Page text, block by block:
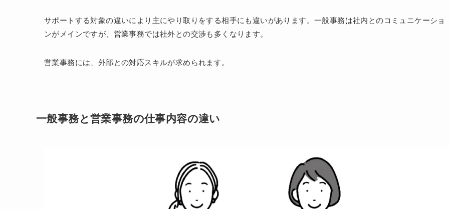
サポートする対象の違いにより主にやり取りをする相手にも違いがあります。一般事務は社内とのコミュニケーショ
ンがメインですが、営業事務では社外との交渉も多くなります。
営業事務には、外部との対応スキルが求められます。
一般事務と営業事務の仕事内容の違い